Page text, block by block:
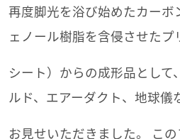
再度脚光を浴び始めたカーボ
ェノール樹脂を含侵させたプ
シート）からの成形品として
ルド、エアーダクト、地球儀
お見せいただきました。 こ